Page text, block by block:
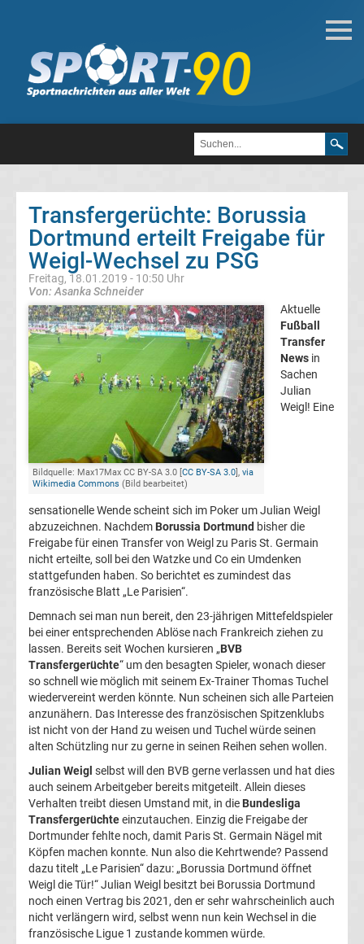
Fußball
Bundesliga
3.
Liga
DFB-
Pokal
Champions
League
Europa
League
Europa
Conference
League
Premier
League
La
Liga
Serie
A
Türk.
Transfergerüchte: Borussia
Dortmund erteilt Freigabe für
Weigl-Wechsel zu PSG
Freitag, 18.01.2019 - 10:50 Uhr
Von: Asanka Schneider
Bildquelle: Max17Max CC BY-SA 3.0 [CC BY-SA 3.0], via
Wikimedia Commons (Bild bearbeitet)
Aktuelle
Fußball
Transfer
News in
Sachen
Julian
Weigl! Eine
sensationelle Wende scheint sich im Poker um Julian Weigl
abzuzeichnen. Nachdem Borussia Dortmund bisher die
Freigabe für einen Transfer von Weigl zu Paris St. Germain
nicht erteilte, soll bei den Watzke und Co ein Umdenken
stattgefunden haben. So berichtet es zumindest das
französische Blatt „Le Parisien“.
Demnach sei man nun bereit, den 23-jährigen Mittefeldspieler
bei einer entsprechenden Ablöse nach Frankreich ziehen zu
lassen. Bereits seit Wochen kursieren „BVB
Transfergerüchte“ um den besagten Spieler, wonach dieser
so schnell wie möglich mit seinem Ex-Trainer Thomas Tuchel
wiedervereint werden könnte. Nun scheinen sich alle Parteien
anzunähern. Das Interesse des französischen Spitzenklubs
ist nicht von der Hand zu weisen und Tuchel würde seinen
alten Schützling nur zu gerne in seinen Reihen sehen wollen.
Julian Weigl selbst will den BVB gerne verlassen und hat dies
auch seinem Arbeitgeber bereits mitgeteilt. Allein dieses
Verhalten treibt diesen Umstand mit, in die Bundesliga
Transfergerüchteeinzutauchen. Einzig die Freigabe der
Dortmunder fehlte noch, damit Paris St. Germain Nägel mit
Köpfen machen konnte. Nun also die Kehrtwende? Passend
dazu titelt „Le Parisien“ dazu: „Borussia Dortmund öffnet
Weigl die Tür!“ Julian Weigl besitzt bei Borussia Dortmund
noch einen Vertrag bis 2021, den er sehr wahrscheinlich auch
nicht verlängern wird, selbst wenn nun kein Wechsel in die
französische Ligue 1 zustande kommen würde.